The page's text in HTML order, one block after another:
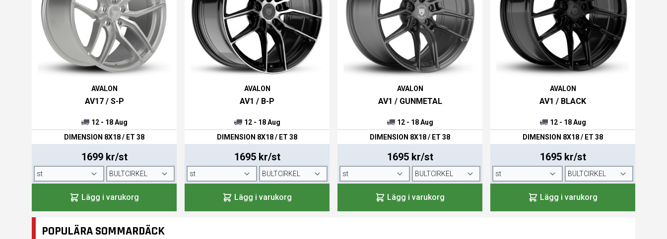
AVALON
AV17 / S-P
12 - 18 Aug
DIMENSION 8X18 / ET 38
1699 kr/st
Lägg i varukorg
AVALON
AV1 / B-P
12 - 18 Aug
DIMENSION 8X18 / ET 38
1695 kr/st
Lägg i varukorg
AVALON
AV1 / GUNMETAL
12 - 18 Aug
DIMENSION 8X18 / ET 38
1695 kr/st
Lägg i varukorg
AVALON
AV1 / BLACK
12 - 18 Aug
DIMENSION 8X18 / ET 38
1695 kr/st
Lägg i varukorg
POPULÄRA SOMMARDÄCK